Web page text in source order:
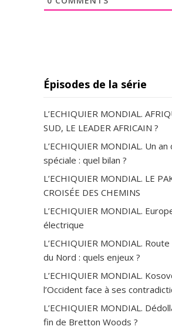
Épisodes de la série
L’ECHIQUIER MONDIAL.
SUD, LE LEADER AFRICAIN ?
L’ECHIQUIER MONDIAL. Un an
spéciale : quel bilan ?
L’ECHIQUIER MONDIAL. LE
CROISÉE DES CHEMINS
L’ECHIQUIER MONDIAL.
électrique
L’ECHIQUIER MONDIAL.
du Nord : quels enjeux ?
L’ECHIQUIER MONDIAL.
l’Occident face à ses
L’ECHIQUIER MONDIAL.
fin de Bretton Woods ?